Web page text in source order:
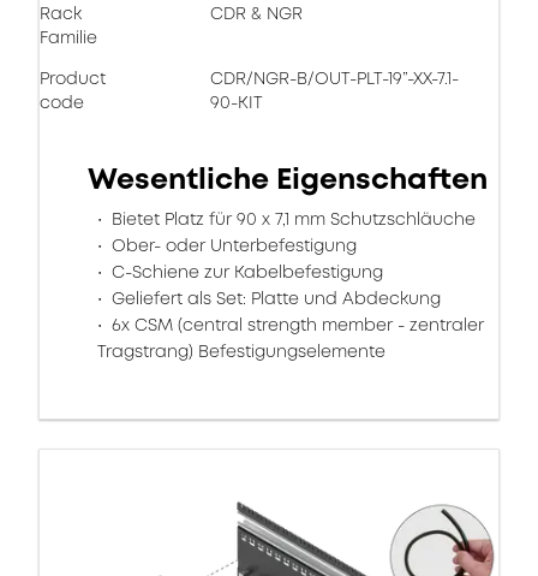
Rack
Familie
CDR & NGR
Product
code
CDR/NGR-B/OUT-PLT-19”-XX-7.1-
90-KIT
Wesentliche Eigenschaften
Bietet Platz für 90 x 7,1 mm Schutzschläuche
Ober- oder Unterbefestigung
C-Schiene zur Kabelbefestigung
Geliefert als Set: Platte und Abdeckung
6x CSM (central strength member - zentraler
Tragstrang) Befestigungselemente